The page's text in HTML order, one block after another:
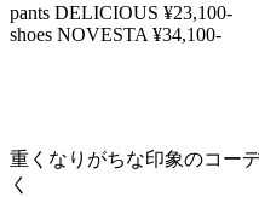
pants DELICIOUS ¥23,100-
shoes NOVESTA ¥34,100-
重くなりがちな印象のコー
く